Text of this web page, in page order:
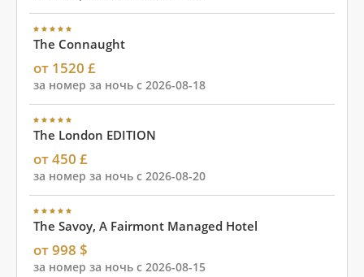
The Connaught
от 1520 £
за номер за ночь с 2026-08-18
The London EDITION
от 450 £
за номер за ночь с 2026-08-20
The Savoy, A Fairmont Managed Hotel
от 998 $
за номер за ночь с 2026-08-15